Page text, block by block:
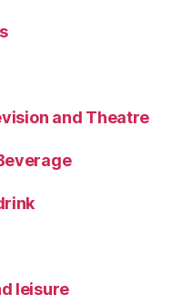
and Theatre
leisure